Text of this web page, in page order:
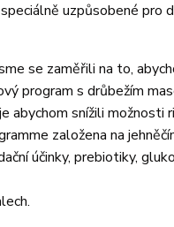
uzpůsobené
se zaměřili na to,
program s drůbežím
snížili možnosti
založena na
účinky, prebiotiky,